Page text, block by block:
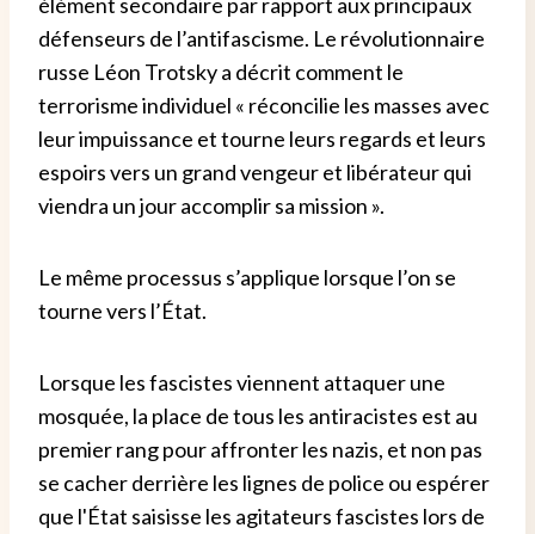
défenseurs de l’antifascisme. Le révolutionnaire
russe Léon Trotsky a décrit comment le
terrorisme individuel « réconcilie les masses avec
leur impuissance et tourne leurs regards et leurs
espoirs vers un grand vengeur et libérateur qui
viendra un jour accomplir sa mission ».
Le même processus s’applique lorsque l’on se
tourne vers l’État.
Lorsque les fascistes viennent attaquer une
mosquée, la place de tous les antiracistes est au
premier rang pour affronter les nazis, et non pas
se cacher derrière les lignes de police ou espérer
que l'État saisisse les agitateurs fascistes lors de